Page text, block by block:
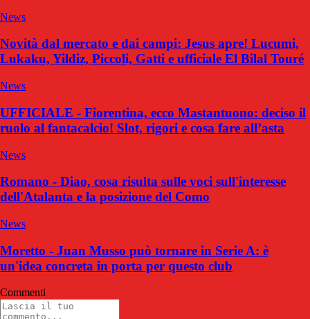
News
Novità dal mercato e dai campi: Jesus apre! Lucumi,
Lukaku, Yildiz, Piccoli, Gatti e ufficiale El Bilal Touré
News
UFFICIALE - Fiorentina, ecco Mastantuono: deciso il
ruolo al fantacalcio! Slot, rigori e cosa fare all’asta
News
Romano - Diao, cosa risulta sulle voci sull'interesse
dell'Atalanta e la posizione del Como
News
Moretto - Juan Musso può tornare in Serie A: è
un'idea concreta in porta per questo club
Commenti